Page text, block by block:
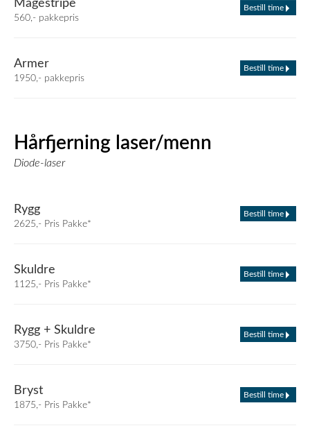
Magestripe
560,- pakkepris
Bestill time
Armer
1950,- pakkepris
Bestill time
Hårfjerning laser/menn
Diode-laser
Rygg
2625,- Pris Pakke*
Bestill time
Skuldre
1125,- Pris Pakke*
Bestill time
Rygg + Skuldre
3750,- Pris Pakke*
Bestill time
Bryst
1875,- Pris Pakke*
Bestill time